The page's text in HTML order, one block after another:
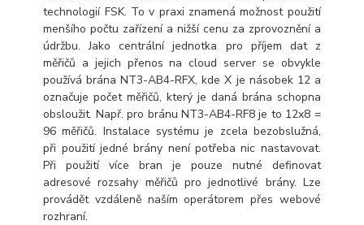
technologií FSK. To v praxi znamená možnost použití
menšího počtu zařízení a nižší cenu za zprovoznění a
údržbu. Jako centrální jednotka pro příjem dat z
měřičů a jejich přenos na cloud server se obvykle
používá brána NT3-AB4-RFX, kde X je násobek 12 a
označuje počet měřičů, který je daná brána schopna
obsloužit. Např. pro bránu NT3-AB4-RF8 je to 12x8 =
96 měřičů. Instalace systému je zcela bezobslužná,
při použití jedné brány není potřeba nic nastavovat.
Při použití více bran je pouze nutné definovat
adresové rozsahy měřičů pro jednotlivé brány. Lze
provádět vzdáleně naším operátorem přes webové
rozhraní.